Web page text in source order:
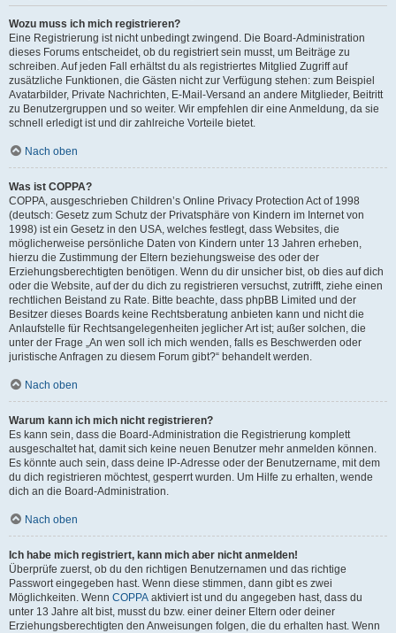
Wozu muss ich mich registrieren?
Eine Registrierung ist nicht unbedingt zwingend. Die Board-Administration
dieses Forums entscheidet, ob du registriert sein musst, um Beiträge zu
schreiben. Auf jeden Fall erhältst du als registriertes Mitglied Zugriff auf
zusätzliche Funktionen, die Gästen nicht zur Verfügung stehen: zum Beispiel
Avatarbilder, Private Nachrichten, E-Mail-Versand an andere Mitglieder, Beitritt
zu Benutzergruppen und so weiter. Wir empfehlen dir eine Anmeldung, da sie
schnell erledigt ist und dir zahlreiche Vorteile bietet.
Nach oben
Was ist COPPA?
COPPA, ausgeschrieben Children’s Online Privacy Protection Act of 1998
(deutsch: Gesetz zum Schutz der Privatsphäre von Kindern im Internet von
1998) ist ein Gesetz in den USA, welches festlegt, dass Websites, die
möglicherweise persönliche Daten von Kindern unter 13 Jahren erheben,
hierzu die Zustimmung der Eltern beziehungsweise des oder der
Erziehungsberechtigten benötigen. Wenn du dir unsicher bist, ob dies auf dich
oder die Website, auf der du dich zu registrieren versuchst, zutrifft, ziehe einen
rechtlichen Beistand zu Rate. Bitte beachte, dass phpBB Limited und der
Besitzer dieses Boards keine Rechtsberatung anbieten kann und nicht die
Anlaufstelle für Rechtsangelegenheiten jeglicher Art ist; außer solchen, die
unter der Frage „An wen soll ich mich wenden, falls es Beschwerden oder
juristische Anfragen zu diesem Forum gibt?“ behandelt werden.
Nach oben
Warum kann ich mich nicht registrieren?
Es kann sein, dass die Board-Administration die Registrierung komplett
ausgeschaltet hat, damit sich keine neuen Benutzer mehr anmelden können.
Es könnte auch sein, dass deine IP-Adresse oder der Benutzername, mit dem
du dich registrieren möchtest, gesperrt wurden. Um Hilfe zu erhalten, wende
dich an die Board-Administration.
Nach oben
Ich habe mich registriert, kann mich aber nicht anmelden!
Überprüfe zuerst, ob du den richtigen Benutzernamen und das richtige
Passwort eingegeben hast. Wenn diese stimmen, dann gibt es zwei
Möglichkeiten. Wenn COPPA aktiviert ist und du angegeben hast, dass du
unter 13 Jahre alt bist, musst du bzw. einer deiner Eltern oder deiner
Erziehungsberechtigten den Anweisungen folgen, die du erhalten hast. Wenn